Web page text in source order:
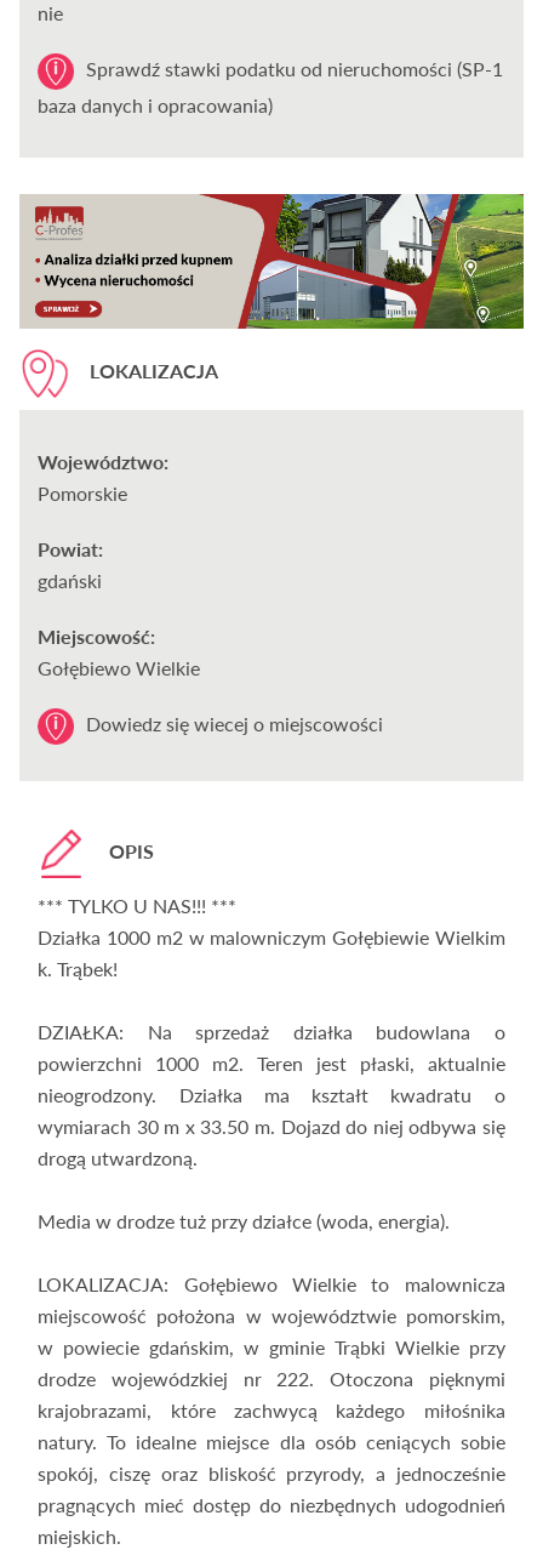
nie
Sprawdź stawki podatku od nieruchomości (SP-1
baza danych i opracowania)
LOKALIZACJA
Województwo:
Pomorskie
Powiat:
gdański
Miejscowość:
Gołębiewo Wielkie
Dowiedz się wiecej o miejscowości
OPIS
*** TYLKO U NAS!!! ***
Działka 1000 m2 w malowniczym Gołębiewie Wielkim
k. Trąbek!
DZIAŁKA: Na sprzedaż działka budowlana o
powierzchni 1000 m2. Teren jest płaski, aktualnie
nieogrodzony. Działka ma kształt kwadratu o
wymiarach 30 m x 33.50 m. Dojazd do niej odbywa się
drogą utwardzoną.
Media w drodze tuż przy działce (woda, energia).
LOKALIZACJA: Gołębiewo Wielkie to malownicza
miejscowość położona w województwie pomorskim,
w powiecie gdańskim, w gminie Trąbki Wielkie przy
drodze wojewódzkiej nr 222. Otoczona pięknymi
krajobrazami, które zachwycą każdego miłośnika
natury. To idealne miejsce dla osób ceniących sobie
spokój, ciszę oraz bliskość przyrody, a jednocześnie
pragnących mieć dostęp do niezbędnych udogodnień
miejskich.